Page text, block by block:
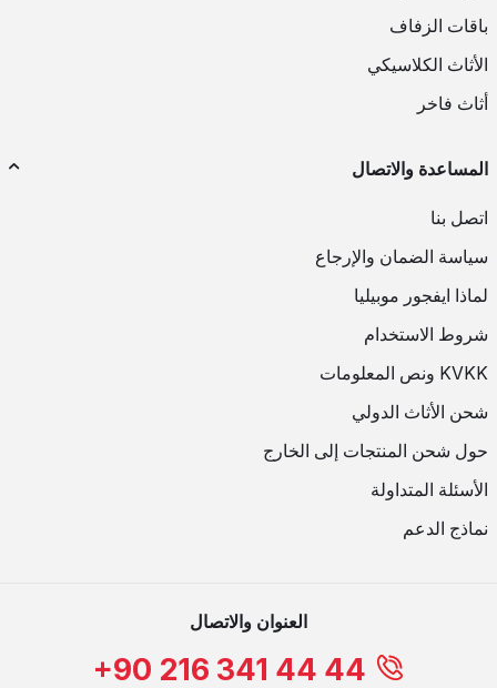
باقات الزفاف
الأثاث الكلاسيكي
أثاث فاخر
المساعدة والاتصال
اتصل بنا
سياسة الضمان والإرجاع
لماذا ايفجور موبيليا
شروط الاستخدام
KVKK ونص المعلومات
شحن الأثاث الدولي
حول شحن المنتجات إلى الخارج
الأسئلة المتداولة
نماذج الدعم
العنوان والاتصال
+90 216 341 44 44